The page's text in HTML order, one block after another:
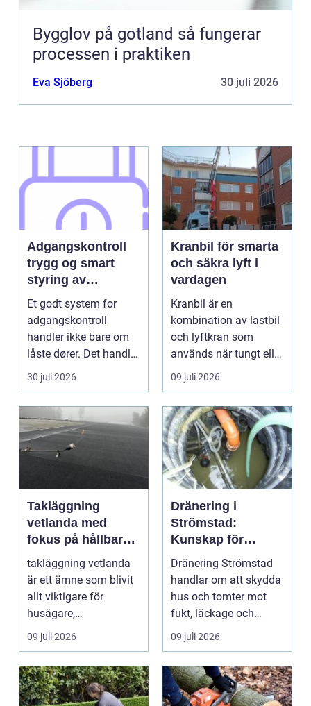
Bygglov på gotland så fungerar
processen i praktiken
Eva Sjöberg 30 juli 2026
Adgangskontroll
trygg og smart
styring av
tilganger
Et godt system for
adgangskontroll
handler ikke bare om
låste dører. Det handler
om å ha oversikt, k...
30 juli 2026
Kranbil för smarta
och säkra lyft i
vardagen
Kranbil är en
kombination av lastbil
och lyftkran som
används när tungt eller
skrymma...
09 juli 2026
Takläggning
vetlanda med
fokus på hållbara
tak och trygga hus
takläggning vetlanda
är ett ämne som blivit
allt viktigare för
husägare,
bostadsrättsföreningar
och ...
09 juli 2026
Dränering i
Strömstad:
Kunskap för
tryggare
husgrunder
Dränering Strömstad
handlar om att skydda
hus och tomter mot
fukt, läckage och
l&arin...
09 juli 2026